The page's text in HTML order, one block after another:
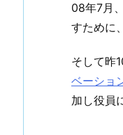
08年7月
すために
そして昨
ベーショ
加し役員